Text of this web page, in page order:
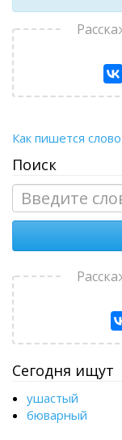
Как пишется слово
Поиск
Сегодня ищут
ушастый
бюварный